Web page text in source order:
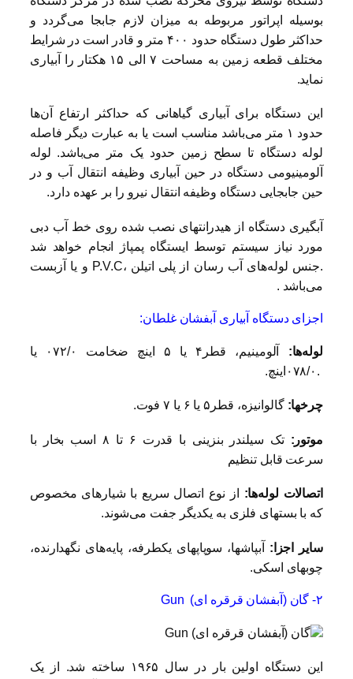
بوسیله اپراتور مربوطه به میزان لازم جابجا می‌گردد و
حداکثر طول دستگاه حدود ۴۰۰ متر و قادر است در شرایط
مختلف قطعه زمین به مساحت ۷ الی ۱۵ هکتار را آبیاری
نماید.
این دستگاه برای آبیاری گیاهانی که حداکثر ارتفاع آن‌ها
حدود ۱ متر می‌باشد مناسب است یا به عبارت دیگر فاصله
لوله دستگاه تا سطح زمین حدود یک متر می‌باشد. لوله
آلومینیومی دستگاه در حین آبیاری وظیفه انتقال آب و در
حین جابجایی دستگاه وظیفه انتقال نیرو را بر عهده دارد.
آبگیری دستگاه از هیدرانتهای نصب شده روی خط آب دبی
مورد نیاز سیستم توسط ایستگاه پمپاژ انجام خواهد شد
.جنس لوله‌های آب رسان از پلی اتیلن ،P.V.C و یا آزبست
می‌باشد .
اجزای دستگاه آبیاری آبفشان غلطان:
لوله‌ها:
آلومینیم، قطر۴ یا ۵ اینچ ضخامت ۰۷۲/۰ یا
.۰۷۸/۰اینچ.
چرخها: گالوانیزه، قطر۵ یا ۶ یا ۷ فوت.
موتور:
تک سیلندر بنزینی با قدرت ۶ تا ۸ اسب بخار با
سرعت قابل تنظیم
اتصالات لوله‌ها: از نوع اتصال سریع با شیارهای مخصوص
که با بستهای فلزی به‌ یکدیگر جفت می‌شوند.
سایر اجزا: آبپاشها، سوپاپهای یکطرفه، پایه‌های نگهدارنده،
چوبهای اسکی.
۲- گان (آبفشان قرقره ای) Gun
این دستگاه اولین بار در سال ۱۹۶۵ ساخته شد. از یک